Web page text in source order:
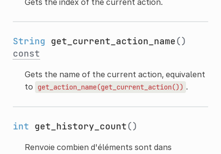
Gets the index of the current action.
String get_current_action_name()
const
Gets the name of the current action, equivalent
to
get_action_name(get_current_action()) .
int get_history_count()
Renvoie combien d'éléments sont dans